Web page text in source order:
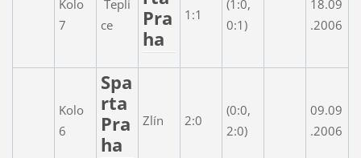
Kolo
7
Tepli
ce
Pra
ha
1:1
(1:0,
0:1)
18.09
.2006
Kolo
6
Spa
rta
Pra
ha
Zlín 2:0
(0:0,
2:0)
09.09
.2006